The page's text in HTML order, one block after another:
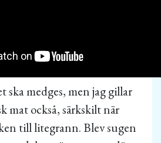
ska medges, men jag gillar
mat också, särkskilt när
till litegrann. Blev sugen